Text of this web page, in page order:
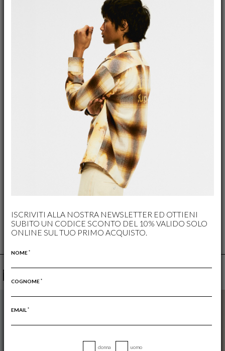
AGGIUNGI AL CARRELLO
WISHLIST
MAGLIERIA E FELPE
COLORI DISPONIBILI
RESO GRATUITO
IL RESO È SEMPRE GRATUITO
YOU MAY ALSO LIKE
ISCRIVITI ALLA NOSTRA NEWSLETTER ED OTTIENI
SUBITO UN CODICE SCONTO DEL 10% VALIDO SOLO
ONLINE SUL TUO PRIMO ACQUISTO.
NOME *
COGNOME *
EMAIL *
donna uomo